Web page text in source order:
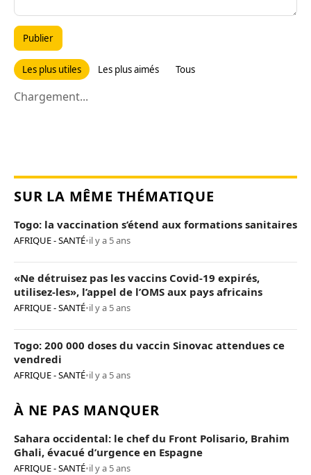
Publier
Les plus utiles Les plus aimés Tous
Chargement...
SUR LA MÊME THÉMATIQUE
Togo: la vaccination s’étend aux formations sanitaires
AFRIQUE - SANTÉ•il y a 5 ans
«Ne détruisez pas les vaccins Covid-19 expirés,
utilisez-les», l’appel de l’OMS aux pays africains
AFRIQUE - SANTÉ•il y a 5 ans
Togo: 200 000 doses du vaccin Sinovac attendues ce
vendredi
AFRIQUE - SANTÉ•il y a 5 ans
À NE PAS MANQUER
Sahara occidental: le chef du Front Polisario, Brahim
Ghali, évacué d’urgence en Espagne
AFRIQUE - SANTÉ•il y a 5 ans